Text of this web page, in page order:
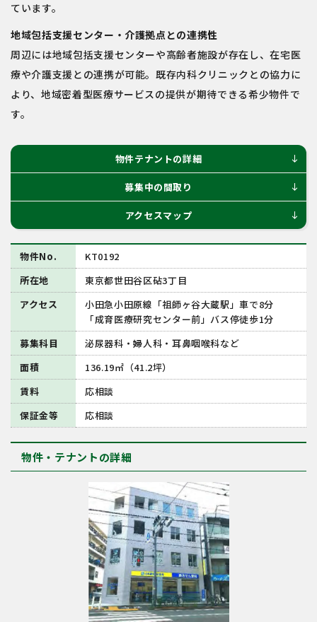
ています。
地域包括支援センター・介護拠点との連携性
周辺には地域包括支援センターや高齢者施設が存在し、在宅医
療や介護支援との連携が可能。既存内科クリニックとの協力に
より、地域密着型医療サービスの提供が期待できる希少物件で
す。
物件テナントの詳細 south
募集中の間取り south
アクセスマップ south
物件No.
KT0192
所在地
東京都世田谷区砧3丁目
アクセス
小田急小田原線「祖師ヶ谷大蔵駅」車で8分
「成育医療研究センター前」バス停徒歩1分
募集科目
泌尿器科・婦人科・耳鼻咽喉科など
面積
136.19㎡（41.2坪）
賃料
応相談
保証金等
応相談
物件・テナントの詳細